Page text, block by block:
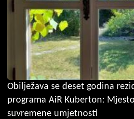
Obilježava se deset godina
programa AiR Kuberton:
suvremene umjetnosti